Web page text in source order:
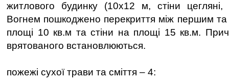
житлового будинку (10х12 м, стіни цегляні,
Вогнем пошкоджено перекриття між першим
площі 10 кв.м та стіни на площі 15 кв.м.
врятованого встановлюються.
пожежі сухої трави та сміття – 4: